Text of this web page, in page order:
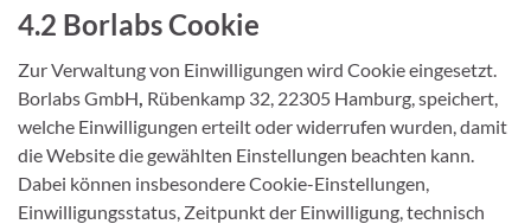
4.2 Borlabs Cookie
Zur Verwaltung von Einwilligungen wird Cookie eingesetzt.
Borlabs GmbH Rübenkamp 32, 22305 Hamburg, speichert,
welche Einwilligungen erteilt oder widerrufen wurden, damit
die Website die gewählten Einstellungen beachten kann.
Dabei können insbesondere Cookie-Einstellungen,
Einwilligungsstatus, Zeitpunkt der Einwilligung, technisch